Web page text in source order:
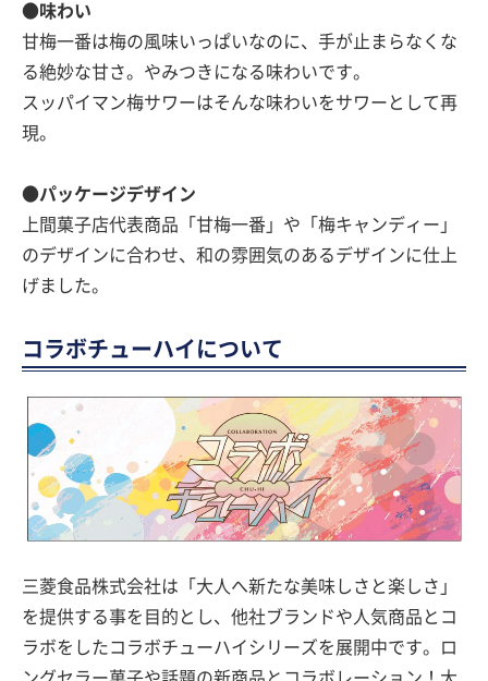
●味わい
甘梅一番は梅の風味いっぱいなのに、手が止まらなくな
る絶妙な甘さ。やみつきになる味わいです。
スッパイマン梅サワーはそんな味わいをサワーとして再
現。
●パッケージデザイン
上間菓子店代表商品「甘梅一番」や「梅キャンディー」
のデザインに合わせ、和の雰囲気のあるデザインに仕上
げました。
コラボチューハイについて
三菱食品株式会社は「大人へ新たな美味しさと楽しさ」
を提供する事を目的とし、他社ブランドや人気商品とコ
ラボをしたコラボチューハイシリーズを展開中です。ロ